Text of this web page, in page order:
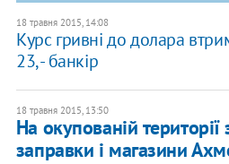
18 травня 2015, 14:08
Курс гривні до долара
23, - банкір
18 травня 2015, 13:50
На окупованій
заправки і магазини